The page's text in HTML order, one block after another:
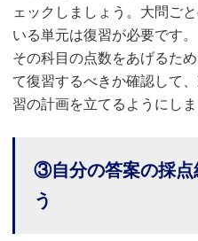
ェックしましょう。大問ご
いる単元は復習が必要です。
その科目の点数をあげるた
て復習するべきか確認して
習の計画を立てるようにしま
③自分の答案の採点
う